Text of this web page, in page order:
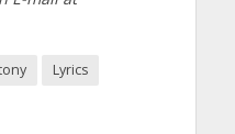
Lyrics